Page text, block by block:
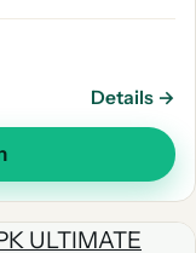
Details →